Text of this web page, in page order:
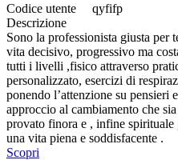
Codice utente
qyfifp
Descrizione
Sono la professionista giusta per
vita decisivo, progressivo ma
tutti i livelli ,fisico attraverso
personalizzato, esercizi di
ponendo l’attenzione su pensieri
approccio al cambiamento che
provato finora e , infine
una vita piena e soddisfacente .
Scopri